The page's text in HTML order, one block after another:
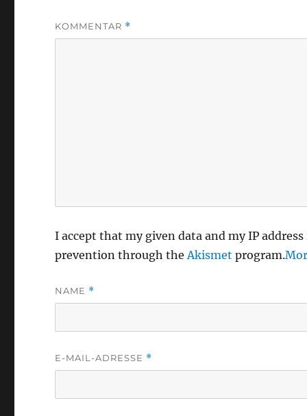
KOMMENTAR *
I accept that my given data and my IP
prevention through theAkismet program.
NAME *
E-MAIL-ADRESSE *